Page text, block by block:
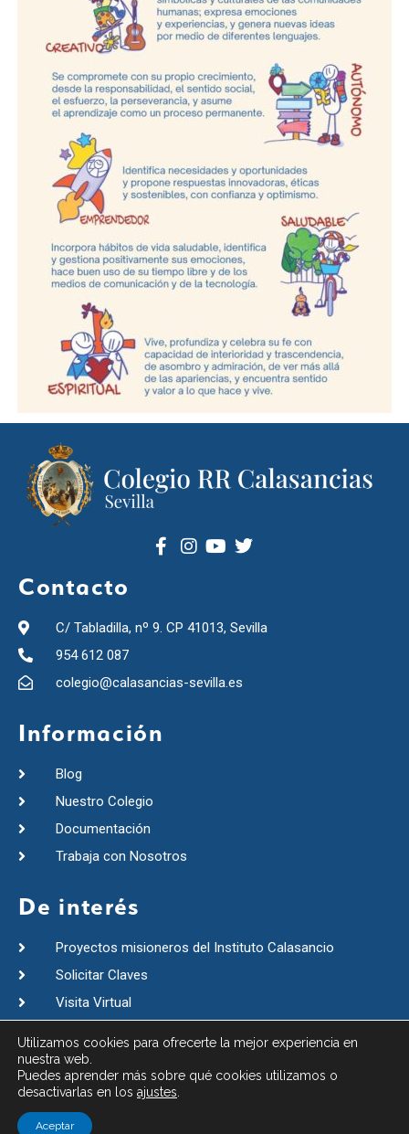
Contacto
C/ Tabladilla, nº 9. CP 41013, Sevilla
954 612 087
colegio@calasancias-sevilla.es
Información
Blog
Nuestro Colegio
Documentación
Trabaja con Nosotros
De interés
Proyectos misioneros del Instituto Calasancio
Solicitar Claves
Visita Virtual
©2021 Colegio RR Calasancias Sevilla.
Utilizamos cookies para ofrecerte la mejor experiencia en
nuestra web.
Puedes aprender más sobre qué cookies utilizamos o
desactivarlas en los ajustes
Aceptar